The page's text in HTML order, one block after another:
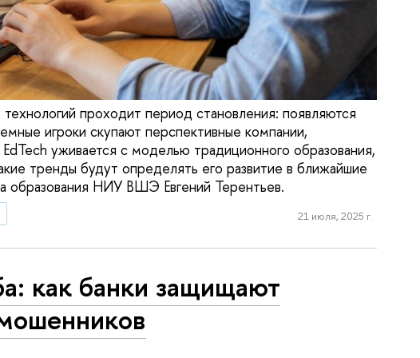
проходит период становления: появляются
игроки скупают перспективные компании,
EdTech уживается с моделью традиционного образования,
тренды будут определять его развитие в ближайшие
образования НИУ ВШЭ Евгений Терентьев.
21 июля, 2025 г.
как банки защищают